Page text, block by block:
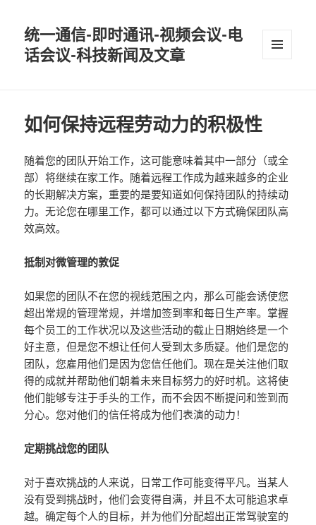
统一通信-即时通讯-视频会议-电
话会议-科技新闻及文章
如何保持远程劳动力的积极性
随着您的团队开始工作，这可能意味着其中一部分（或全
部）将继续在家工作。随着远程工作成为越来越多的企业
的长期解决方案，重要的是要知道如何保持团队的持续动
力。无论您在哪里工作，都可以通过以下方式确保团队高
效高效。
抵制对微管理的敦促
如果您的团队不在您的视线范围之内，那么可能会诱使您
超出常规的管理常规，并增加签到率和每日生产率。掌握
每个员工的工作状况以及这些活动的截止日期始终是一个
好主意，但是您不想让任何人受到太多质疑。他们是您的
团队，您雇用他们是因为您信任他们。现在是关注他们取
得的成就并帮助他们朝着未来目标努力的好时机。这将使
他们能够专注于手头的工作，而不会因不断提问和签到而
分心。您对他们的信任将成为他们表演的动力！
定期挑战您的团队
对于喜欢挑战的人来说，日常工作可能变得平凡。当某人
没有受到挑战时，他们会变得自满，并且不太可能追求卓
越。确定每个人的目标，并为他们分配超出正常驾驶室的